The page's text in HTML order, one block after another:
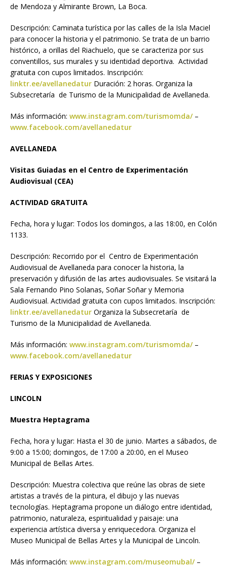
de Mendoza y Almirante Brown, La Boca.
Descripción: Caminata turística por las calles de la Isla Maciel
para conocer la historia y el patrimonio. Se trata de un barrio
histórico, a orillas del Riachuelo, que se caracteriza por sus
conventillos, sus murales y su identidad deportiva. Actividad
gratuita con cupos limitados. Inscripción:
linktr.ee/avellanedatur Duración: 2 horas. Organiza la
Subsecretaría de Turismo de la Municipalidad de Avellaneda.
Más información: www.instagram.com/turismomda/–
www.facebook.com/avellanedatur
AVELLANEDA
Visitas Guiadas en el Centro de Experimentación
Audiovisual (CEA)
ACTIVIDAD GRATUITA
Fecha, hora y lugar: Todos los domingos, a las 18:00, en Colón
1133.
Descripción: Recorrido por el Centro de Experimentación
Audiovisual de Avellaneda para conocer la historia, la
preservación y difusión de las artes audiovisuales. Se visitará la
Sala Fernando Pino Solanas, Soñar Soñar y Memoria
Audiovisual. Actividad gratuita con cupos limitados. Inscripción:
linktr.ee/avellanedatur Organiza la Subsecretaría de
Turismo de la Municipalidad de Avellaneda.
Más información: www.instagram.com/turismomda/–
www.facebook.com/avellanedatur
FERIAS Y EXPOSICIONES
LINCOLN
Muestra Heptagrama
Fecha, hora y lugar: Hasta el 30 de junio. Martes a sábados, de
9:00 a 15:00; domingos, de 17:00 a 20:00, en el Museo
Municipal de Bellas Artes.
Descripción: Muestra colectiva que reúne las obras de siete
artistas a través de la pintura, el dibujo y las nuevas
tecnologías. Heptagrama propone un diálogo entre identidad,
patrimonio, naturaleza, espiritualidad y paisaje: una
experiencia artística diversa y enriquecedora. Organiza el
Museo Municipal de Bellas Artes y la Municipal de Lincoln.
Más información: www.instagram.com/museomubal/–